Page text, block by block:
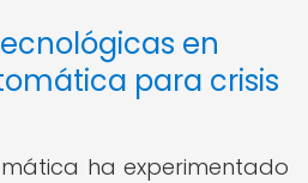
en
para crisis
ha experimentado